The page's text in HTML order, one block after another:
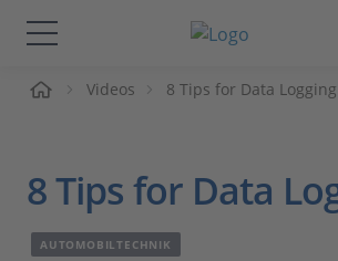
Lösungen & Produkte
Videos
Videos 8 Tips for Data Logging
8 Tips for Data
AUTOMOBILTECHNIK